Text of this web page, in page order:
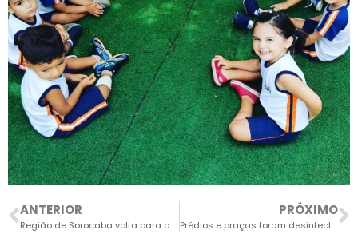
ANTERIOR
Região de Sorocaba volta para a fase amarela e comércio poderá funcionar até 22h
PRÓXIMO
Prédios e praças foram desinfectados durante o carnaval